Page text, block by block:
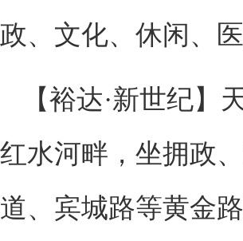
政、文化、休闲、
【裕达·新世纪
红水河畔，坐拥政
道、宾城路等黄金